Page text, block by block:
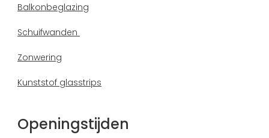
Balkonbeglazing
Schuifwanden
Zonwering
Kunststof glasstrips
Openingstijden